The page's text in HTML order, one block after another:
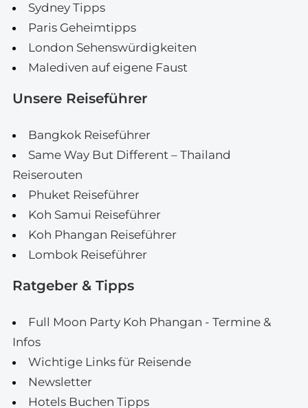
Sydney Tipps
Paris Geheimtipps
London Sehenswürdigkeiten
Malediven auf eigene Faust
Unsere Reiseführer
Bangkok Reiseführer
Same Way But Different – Thailand
Reiserouten
Phuket Reiseführer
Koh Samui Reiseführer
Koh Phangan Reiseführer
Lombok Reiseführer
Ratgeber & Tipps
Full Moon Party Koh Phangan - Termine &
Infos
Wichtige Links für Reisende
Newsletter
Hotels Buchen Tipps